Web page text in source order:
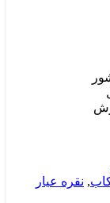
, نقره عیار